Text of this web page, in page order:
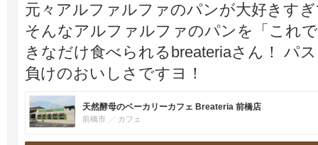
元々アルファルファのパンが大好きす
そんなアルファルファのパンを「これ
きなだけ食べられるbreateriaさん！ パ
負けのおいしさですヨ！
天然酵母のベーカリーカフェ Breateria 前橋店
前橋市 カフェ